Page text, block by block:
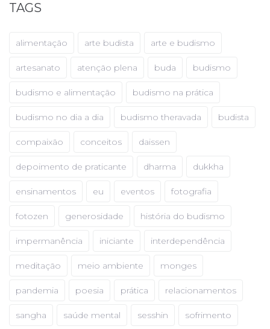
TAGS
alimentação arte budista arte e budismo
artesanato atenção plena buda budismo
budismo e alimentação budismo na prática
budismo no dia a dia budismo theravada budista
compaixão conceitos daissen
depoimento de praticante dharma dukkha
ensinamentos eu eventos fotografia
fotozen generosidade história do budismo
impermanência iniciante interdependência
meditação meio ambiente monges
pandemia poesia prática relacionamentos
sangha saúde mental sesshin sofrimento